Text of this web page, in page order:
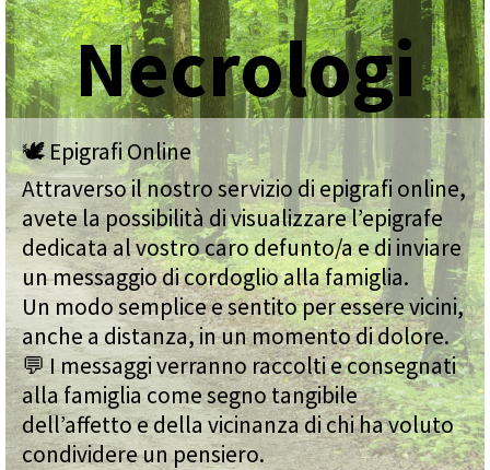
Necrologi
🕊️ Epigrafi Online
Attraverso il nostro servizio di epigrafi online,
avete la possibilità di visualizzare l’epigrafe
dedicata al vostro caro defunto/a e di inviare
un messaggio di cordoglio alla famiglia.
Un modo semplice e sentito per essere vicini,
anche a distanza, in un momento di dolore.
💬 I messaggi verranno raccolti e consegnati
alla famiglia come segno tangibile
dell’affetto e della vicinanza di chi ha voluto
condividere un pensiero.